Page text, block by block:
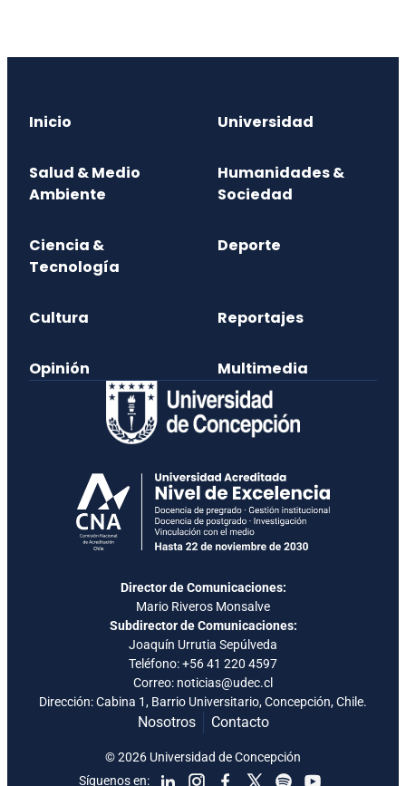
Inicio Universidad
Salud & Medio
Ambiente
Humanidades &
Sociedad
Ciencia &
Tecnología
Deporte
Cultura Reportajes
Opinión Multimedia
Director de Comunicaciones:
Mario Riveros Monsalve
Subdirector de Comunicaciones:
Joaquín Urrutia Sepúlveda
Teléfono:+56 41 220 4597
Correo: noticias@udec.cl
Dirección: Cabina 1, Barrio Universitario, Concepción, Chile.
Nosotros Contacto
Síguenos en:
© 2026 Universidad de Concepción